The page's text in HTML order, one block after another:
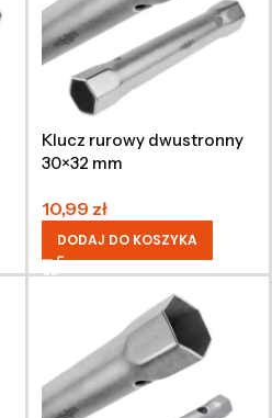
Klucz rurowy dwustronny
30×32 mm
10,99 zł
DODAJ DO KOSZYKA